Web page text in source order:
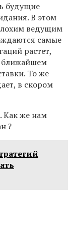
будущие
В этом
ведущим
самые
растет,
ближайшем
То же
в скором
Как же нам
?